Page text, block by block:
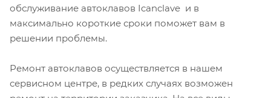
обслуживание автоклавов Icanclave и в
максимально короткие сроки поможет вам в
решении проблемы.
Ремонт автоклавов осуществляется в нашем
сервисном центре, в редких случаях возможен